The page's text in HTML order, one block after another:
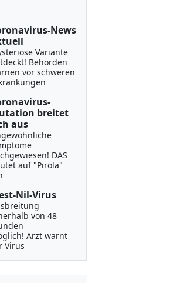
News
Variante
Behörden
vor schweren
breitet
aus
DAS
auf "Pirola"
Nil-Virus
von 48
Arzt warnt
Virus